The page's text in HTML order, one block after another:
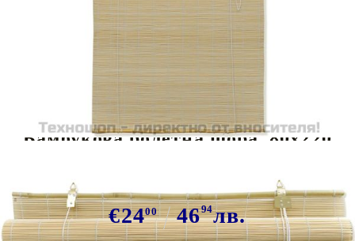
Сподели Tweet
Бамбукова ролетна щора, 80x220
€2400 4694лв.